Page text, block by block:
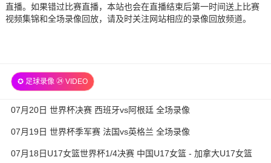
直播。如果错过比赛直播，本站也会在直播结束后第一时间送上比赛
视频集锦和全场录像回放，请及时关注网站相应的录像回放频道。
✪ 足球录像 ㉔ VIDEO
07月20日 世界杯决赛 西班牙vs阿根廷 全场录像
07月19日 世界杯季军赛 法国vs英格兰 全场录像
07月18日U17女篮世界杯1/4决赛 中国U17女篮 - 加拿大U17女篮